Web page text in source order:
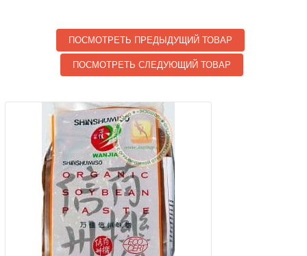
ПОСМОТРЕТЬ ПРЕДЫДУЩИЙ ТОВАР
ПОСМОТРЕТЬ СЛЕДУЮЩИЙ ТОВАР